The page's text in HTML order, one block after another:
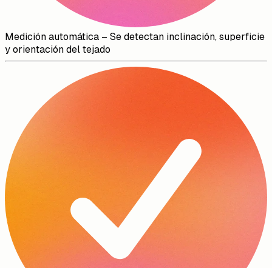
Medición automática – Se detectan inclinación, superficie
y orientación del tejado